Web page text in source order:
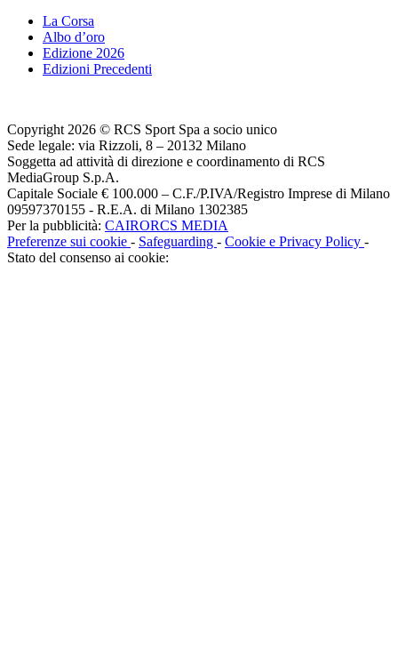
La Corsa
Albo d’oro
Edizione 2026
Edizioni Precedenti
Copyright 2026 © RCS Sport Spa a socio unico
Sede legale: via Rizzoli, 8 – 20132 Milano
Soggetta ad attività di direzione e coordinamento di RCS
MediaGroup S.p.A.
Capitale Sociale € 100.000 – C.F./P.IVA/Registro Imprese di Milano
09597370155 - R.E.A. di Milano 1302385
Per la pubblicità: CAIRORCS MEDIA
Preferenze sui cookie - Safeguarding - Cookie e Privacy Policy -
Stato del consenso ai cookie: